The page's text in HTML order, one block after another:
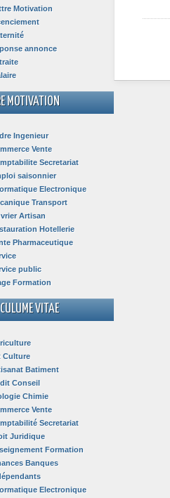
Motivation
annonce
MOTIVATION
Ingenieur
Vente
Secretariat
saisonnier
Electronique
Transport
Artisan
Hotellerie
Pharmaceutique
public
Formation
VITAE
Culture
Batiment
Conseil
Chimie
Vente
Secretariat
Juridique
Formation
Banques
Electronique